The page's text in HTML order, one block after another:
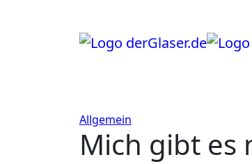
Allgemein
Mich gibt es